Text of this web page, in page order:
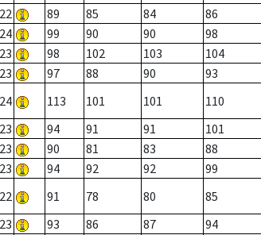
89 85 84 86
99 90 90 98
98 102 103 104
97 88 90 93
113 101 101 110
94 91 91 101
90 81 83 88
94 92 92 99
91 78 80 85
93 86 87 94